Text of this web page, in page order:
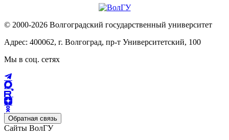
© 2000-2026 Волгоградский государственный университет
Адрес: 400062, г. Волгоград, пр-т Университетский, 100
Мы в соц. сетях
Обратная связь
Сайты ВолГУ